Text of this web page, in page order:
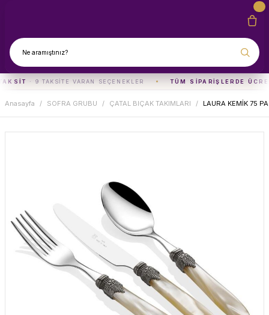
· 9 TAKSITE VARAN SEÇENEKLER TÜM SIPARIŞLERDE
Anasayfa SOFRA GRUBU ÇATAL BIÇAK TAKIMLARI LAURA KEMİK 75